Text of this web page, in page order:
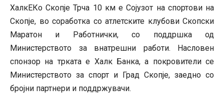
ХалкЕКо Скопје Трча 10 км е Сојузот на спортови на
Скопје, во соработка со атлетските клубови Скопски
Маратон и Работнички, со поддршка од
Министерството за внатрешни работи. Насловен
спонзор на трката е Халк Банка, а покровители се
Министерството за спорт и Град Скопје, заедно со
бројни партнери и поддржувачи.